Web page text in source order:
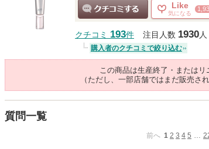
Like
気になる
クチコミ 193件 注目人数 1930人
購入者のクチコミで絞り込む
この商品は生産終了・またはリ
（ただし、一部店舗ではまだ販売さ
質問一覧
前へ 1 2 3 4 5 …